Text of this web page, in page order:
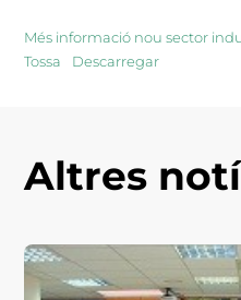
Més informació nou sector
Tossa
Descarregar
Altres